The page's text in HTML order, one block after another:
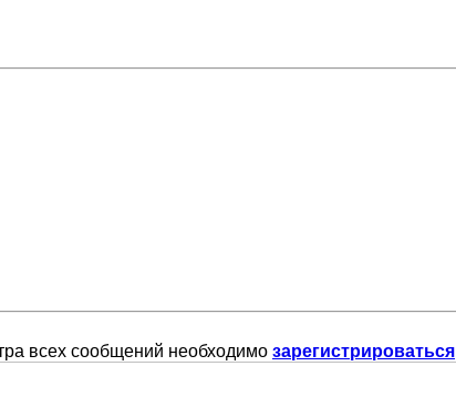
всех сообщений необходимо зарегистрироваться